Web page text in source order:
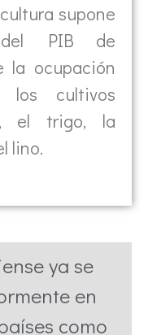
supone
PIB de
la ocupación
los cultivos
el trigo, la
lino.
ya se
en
como